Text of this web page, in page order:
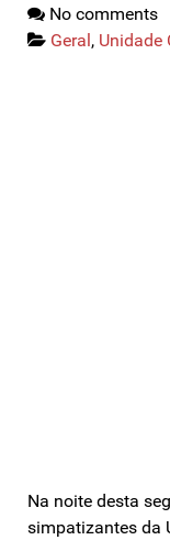
No comments
Geral, Unidade
Na noite desta
simpatizantes da